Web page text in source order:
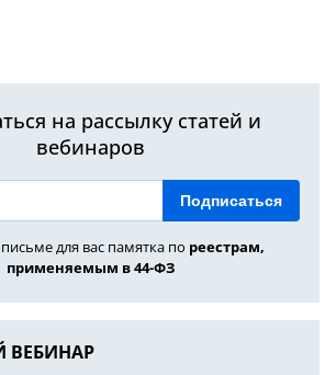
на рассылку статей и
вебинаров
Подписаться
для вас памятка по реестрам,
применяемым в 44-ФЗ